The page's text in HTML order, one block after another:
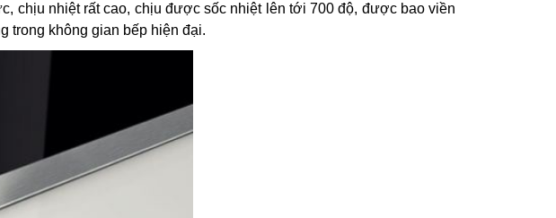
chịu nhiệt rất cao, chịu được sốc nhiệt lên tới 700 độ, được bao viền
trong không gian bếp hiện đại.